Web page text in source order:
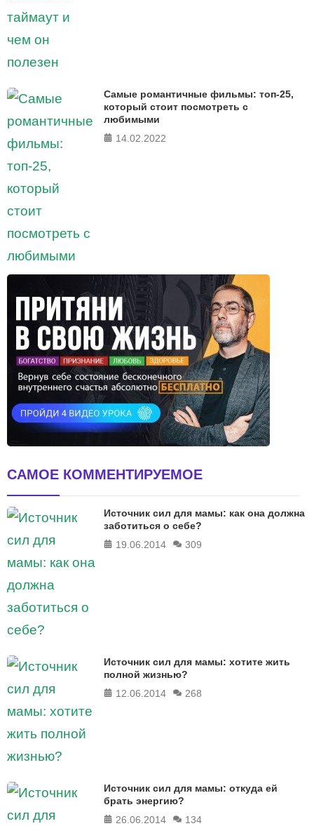
Самые романтичные фильмы: топ-25,
который стоит посмотреть с
любимыми
14.02.2022
САМОЕ КОММЕНТИРУЕМОЕ
Источник сил для мамы: как она должна
заботиться о себе?
19.06.2014
309
Источник сил для мамы: хотите жить
полной жизнью?
12.06.2014
268
Источник сил для мамы: откуда ей
брать энергию?
26.06.2014
134